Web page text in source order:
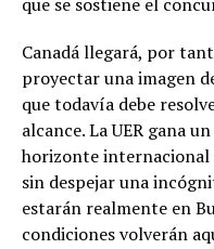
Canadá llegará, por
proyectar una imagen
que todavía debe
alcance. La UER gana
horizonte internacional
sin despejar una
estarán realmente en
condiciones volverán